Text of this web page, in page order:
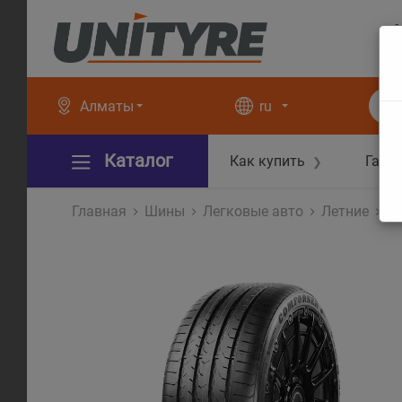
Алматы ru
Каталог Как купить ❯
Главная Шины Легковые авто Летние